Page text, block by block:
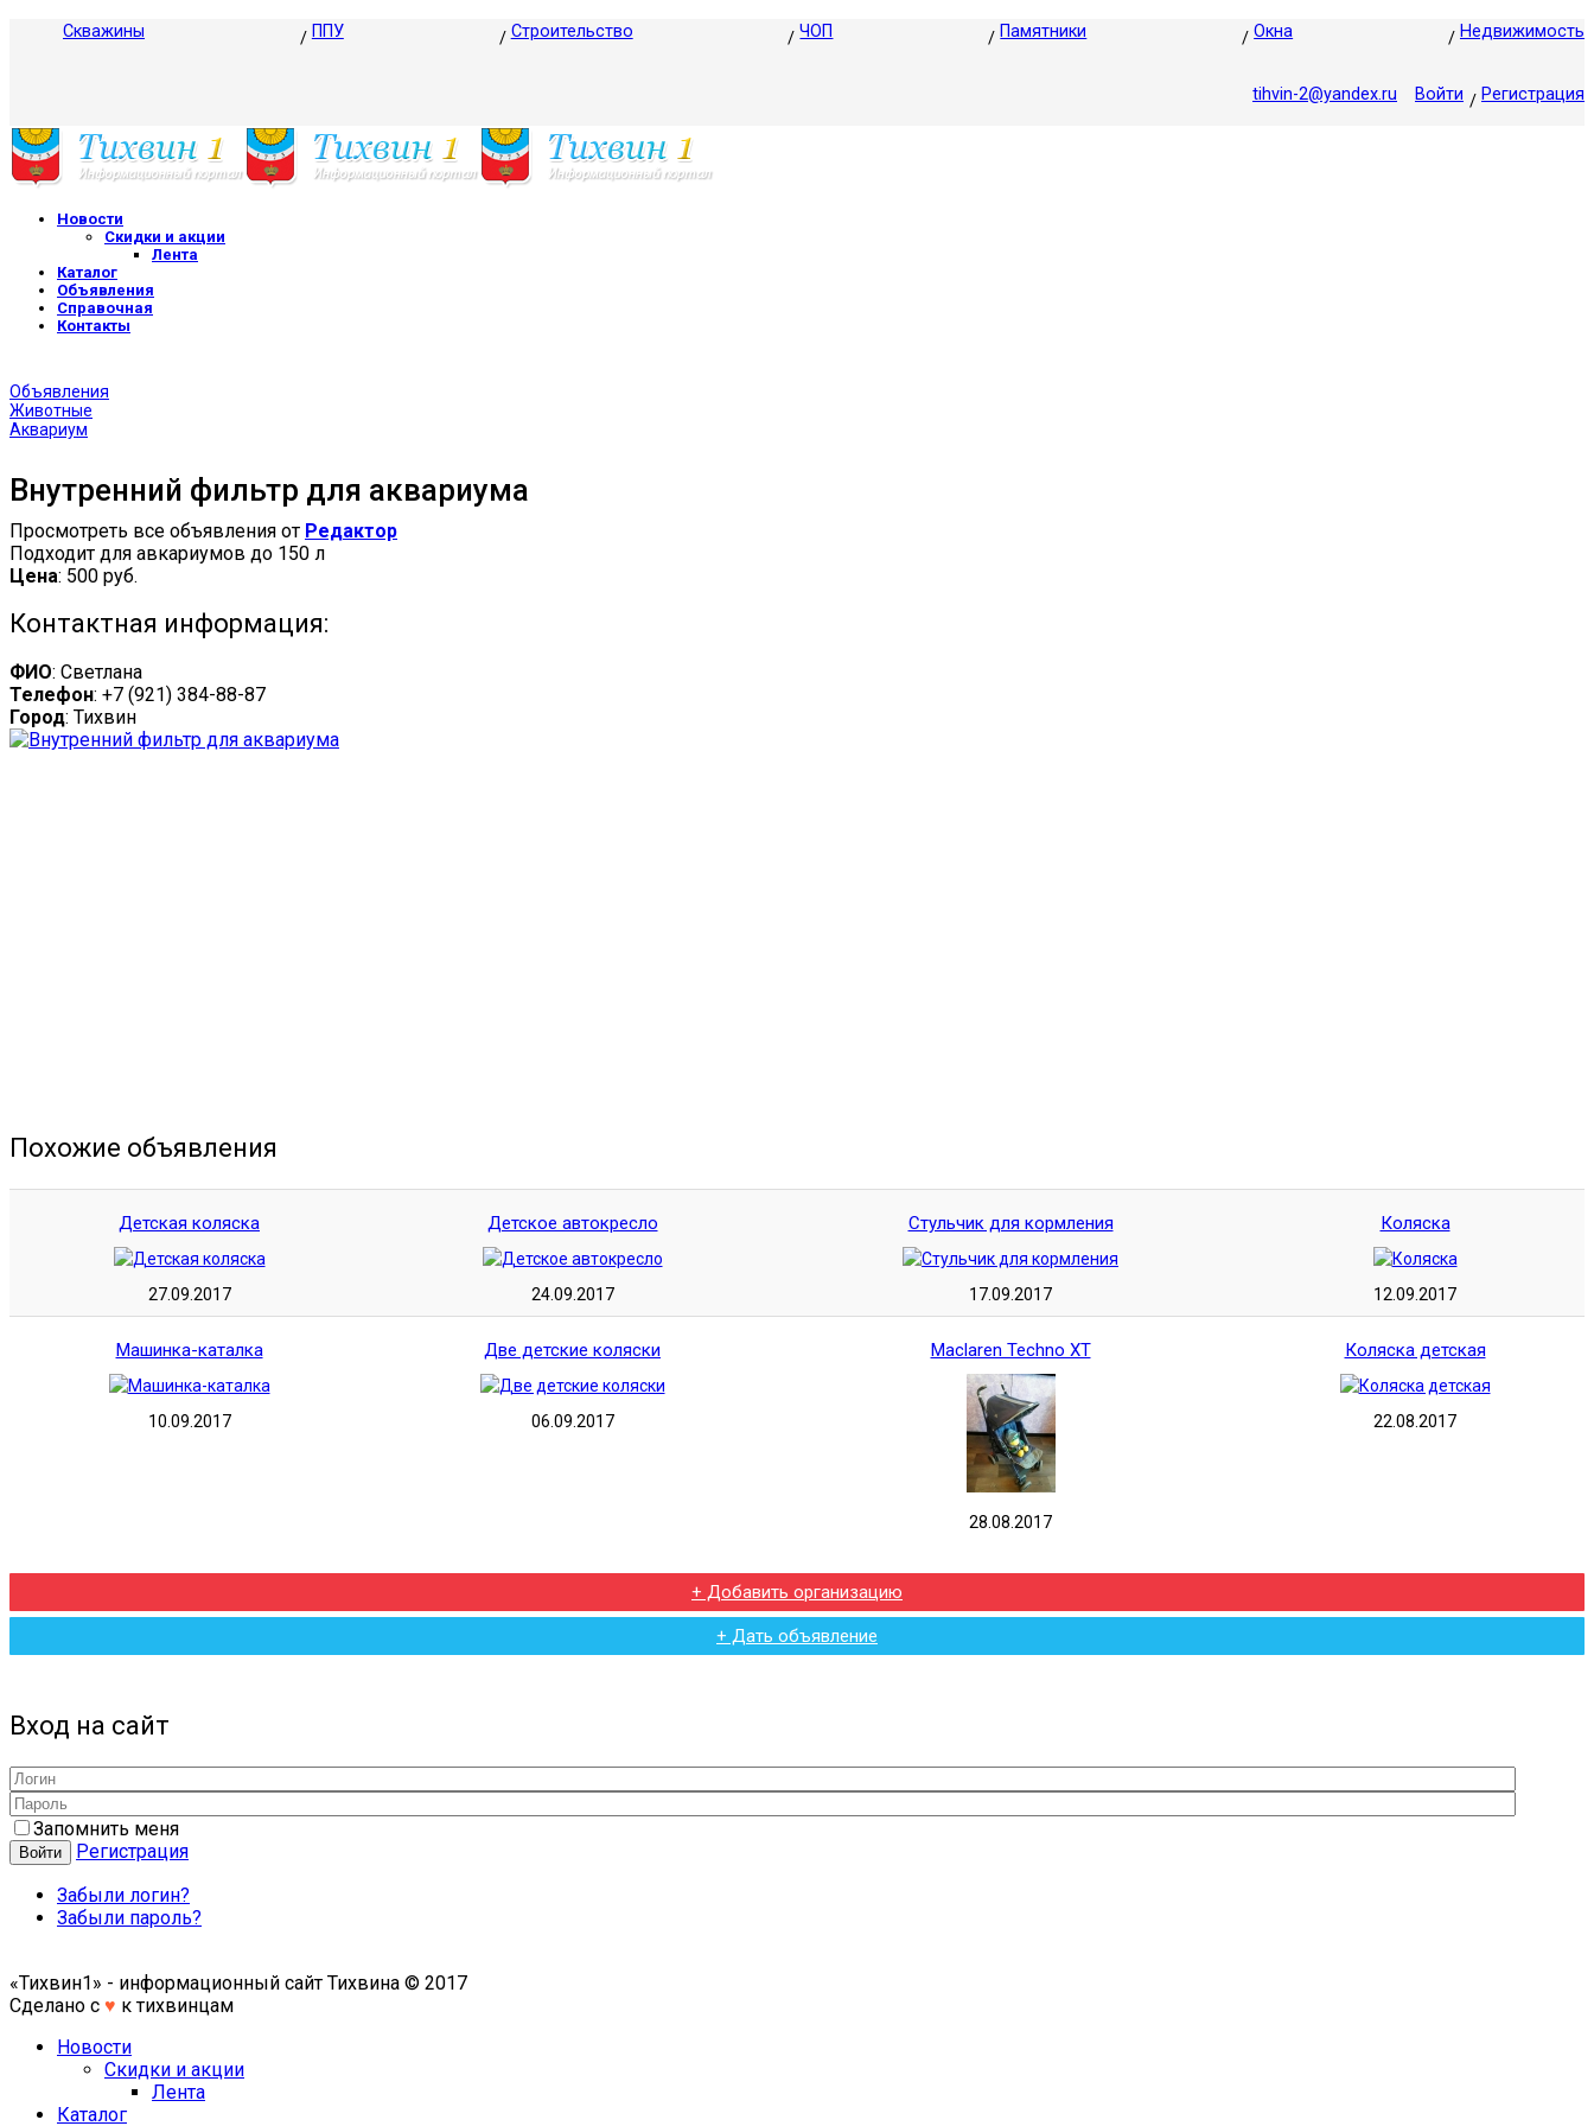
Скважины ППУ Строительство ЧОП Памятники Окна Недвижимость
tihvin-2@yandex.ru Войти Регистрация
Новости
Скидки и акции
Лента
Каталог
Объявления
Справочная
Контакты
Объявления
Животные
Аквариум
Внутренний фильтр для аквариума
Просмотреть все объявления от Редактор
Подходит для авкариумов до 150 л
Цена: 500 руб.
Контактная информация:
ФИО: Светлана
Телефон: +7 (921) 384-88-87
Город: Тихвин
Похожие объявления
Детская коляска
27.09.2017
Детское автокресло
24.09.2017
Стульчик для кормления
17.09.2017
Коляска
12.09.2017
Машинка-каталка
10.09.2017
Две детские коляски
06.09.2017
Maclaren Techno XT
28.08.2017
Коляска детская
22.08.2017
+ Добавить организацию
+ Дать объявление
Вход на сайт
Запомнить меня
Войти
Регистрация
Забыли логин?
Забыли пароль?
«Тихвин1» - информационный сайт Тихвина © 2017
Сделано с ♥ к тихвинцам
Новости
Скидки и акции
Лента
Каталог